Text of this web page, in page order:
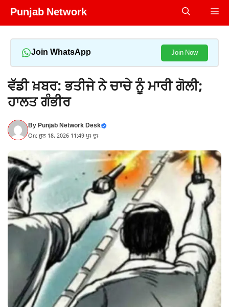
Skip
Punjab Network
Join WhatsApp Join Now
ਵੱਡੀ ਖ਼ਬਰ: ਭਤੀਜੇ ਨੇ ਚਾਚੇ ਨੂੰ ਮਾਰੀ ਗੋਲੀ;
ਹਾਲਤ ਗੰਭੀਰ
ByPunjab Network Desk
On: ਜੂਨ 18, 2026 11:49 ਪੂਃ ਦੁਃ